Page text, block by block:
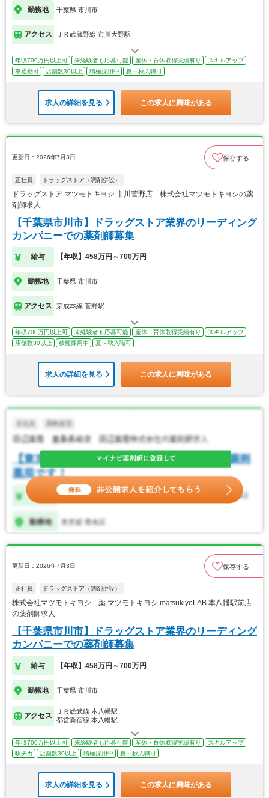
勤務地 千葉県 市川市
アクセス ＪＲ武蔵野線 市川大野駅
年収700万円以上可 未経験者も応募可能 産休・育休取得実績有り
スキルアップ
車通勤可
店舗数30以上 積極採用中 夏～秋入職可
求人の詳細を見る この求人に興味がある
更新日：2026年7月3日 保存する
正社員 ドラッグストア（調剤併設）
ドラッグストア マツモトキヨシ 市川菅野店 株式会社マツモトキヨシの薬
剤師求人
【千葉県市川市】ドラッグストア業界のリーディング
カンパニーでの薬剤師募集
給与 【年収】458万円～700万円
勤務地 千葉県 市川市
アクセス 京成本線 菅野駅
年収700万円以上可 未経験者も応募可能 産休・育休取得実績有り
スキルアップ
店舗数30以上
積極採用中 夏～秋入職可
求人の詳細を見る この求人に興味がある
更新日：2026年7月3日 保存する
正社員 ドラッグストア（調剤併設）
株式会社マツモトキヨシ 薬 マツモトキヨシ matsukiyoLAB 本八幡駅前店
の薬剤師求人
【千葉県市川市】ドラッグストア業界のリーディング
カンパニーでの薬剤師募集
給与 【年収】458万円～700万円
勤務地 千葉県 市川市
アクセス
ＪＲ総武線 本八幡駅
都営新宿線 本八幡駅
年収700万円以上可 未経験者も応募可能 産休・育休取得実績有り
スキルアップ
駅チカ
店舗数30以上 積極採用中 夏～秋入職可
求人の詳細を見る この求人に興味がある